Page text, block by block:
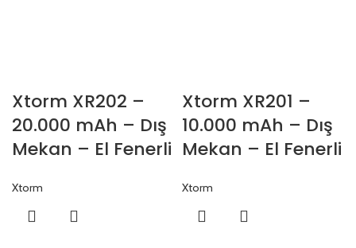
Xtorm XR202 –
20.000 mAh – Dış
Mekan – El Fenerli
Xtorm
Xtorm XR201 –
10.000 mAh – Dış
Mekan – El Fenerli
Xtorm